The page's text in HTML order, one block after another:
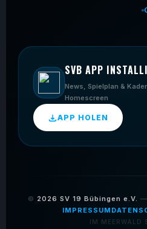
SVB APP
News, Spielplan &
Homescreen
APP HOLEN
© 2026 SV 19 Bübingen e.V. —
IMPRESSUM
IM MEERWALD